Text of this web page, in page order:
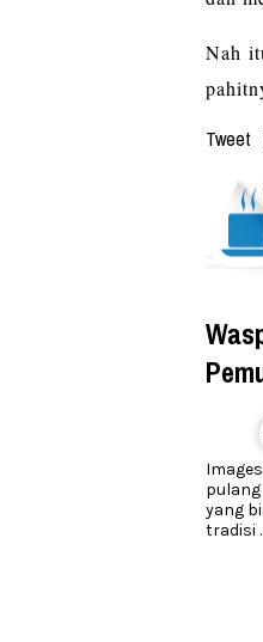
Nah
Tweet
yang
tradisi